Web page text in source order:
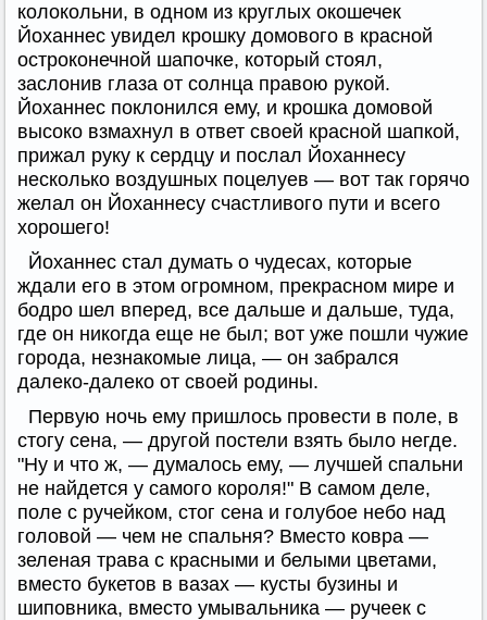
колокольни, в одном из круглых окошечек
Йоханнес увидел крошку домового в красной
остроконечной шапочке, который стоял,
заслонив глаза от солнца правою рукой.
Йоханнес поклонился ему, и крошка домовой
высоко взмахнул в ответ своей красной шапкой,
прижал руку к сердцу и послал Йоханнесу
несколько воздушных поцелуев — вот так горячо
желал он Йоханнесу счастливого пути и всего
хорошего!
Йоханнес стал думать о чудесах, которые
ждали его в этом огромном, прекрасном мире и
бодро шел вперед, все дальше и дальше, туда,
где он никогда еще не был; вот уже пошли чужие
города, незнакомые лица, — он забрался
далеко-далеко от своей родины.
Первую ночь ему пришлось провести в поле, в
стогу сена, — другой постели взять было негде.
"Ну и что ж, — думалось ему, — лучшей спальни
не найдется у самого короля!" В самом деле,
поле с ручейком, стог сена и голубое небо над
головой — чем не спальня? Вместо ковра —
зеленая трава с красными и белыми цветами,
вместо букетов в вазах — кусты бузины и
шиповника, вместо умывальника — ручеек с